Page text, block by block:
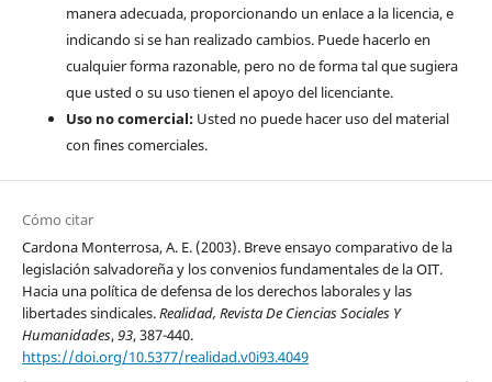
manera adecuada, proporcionando un enlace a la licencia, e
indicando si se han realizado cambios. Puede hacerlo en
cualquier forma razonable, pero no de forma tal que sugiera
que usted o su uso tienen el apoyo del licenciante.
Uso no comercial:Usted no puede hacer uso del material
con fines comerciales.
Cómo citar
Cardona Monterrosa, A. E. (2003). Breve ensayo comparativo de la
legislación salvadoreña y los convenios fundamentales de la OIT.
Hacia una política de defensa de los derechos laborales y las
libertades sindicales.Realidad, Revista De Ciencias Sociales Y
Humanidades,93, 387-440.
https://doi.org/10.5377/realidad.v0i93.4049